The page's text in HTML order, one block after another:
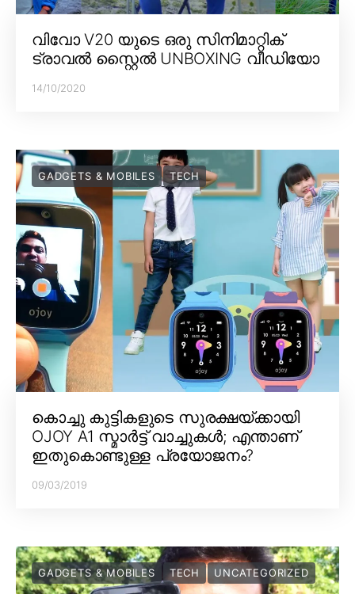
വിവോ V20 യുടെ ഒരു സിനിമാറ്റിക്
ട്രാവൽ സ്റ്റൈൽ UNBOXING വീഡിയോ
14/10/2020
GADGETS & MOBILES TECH
കൊച്ചു കുട്ടികളുടെ സുരക്ഷയ്ക്കായി
OJOY A1 സ്മാർട്ട് വാച്ചുകൾ; എന്താണ്
ഇതുകൊണ്ടുള്ള പ്രയോജനം?
09/03/2019
GADGETS & MOBILES TECH UNCATEGORIZED